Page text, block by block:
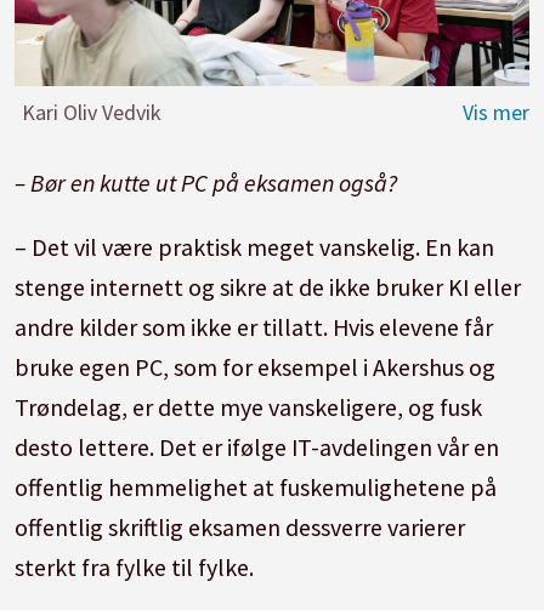
Kari Oliv Vedvik
– Bør en kutte ut PC på eksamen også?
– Det vil være praktisk meget vanskelig. En kan
stenge internett og sikre at de ikke bruker KI eller
andre kilder som ikke er tillatt. Hvis elevene får
bruke egen PC, som for eksempel i Akershus og
Trøndelag, er dette mye vanskeligere, og fusk
desto lettere. Det er ifølge IT-avdelingen vår en
offentlig hemmelighet at fuskemulighetene på
offentlig skriftlig eksamen dessverre varierer
sterkt fra fylke til fylke.